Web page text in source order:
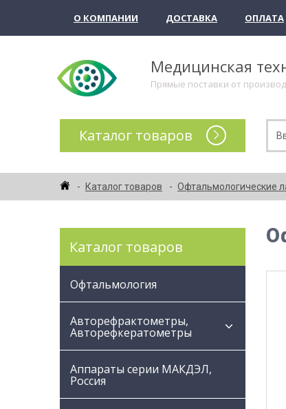
О КОМПАНИИ ДОСТАВКА ОПЛАТА
Медицинская
Прямые поставки от
Каталог товаров
Каталог товаров Офтальмологические
Каталог товаров
Офтальмология
Авторефрактометры,
Авторефкератометры
Аппараты серии МАКДЭЛ,
Россия